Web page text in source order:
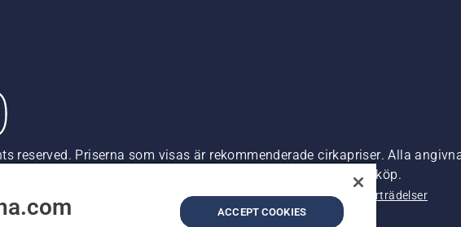
reserved. Priserna som visas är rekommenderade cirkapriser. Alla
(inkl. moms) om inte produkten är tillgänglig för direkt köp.
Företagsinformation Rapportera misstänkta överträdelser
ACCEPT COOKIES